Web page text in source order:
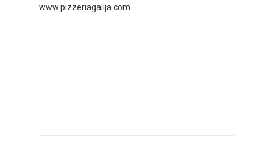
www.pizzeriagalija.com